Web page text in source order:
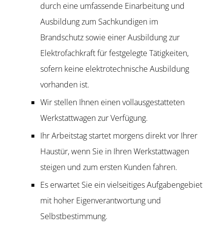
durch eine umfassende Einarbeitung und
Ausbildung zum Sachkundigen im
Brandschutz sowie einer Ausbildung zur
Elektrofachkraft für festgelegte Tätigkeiten,
sofern keine elektrotechnische Ausbildung
vorhanden ist.
Wir stellen Ihnen einen vollausgestatteten
Werkstattwagen zur Verfügung.
Ihr Arbeitstag startet morgens direkt vor Ihrer
Haustür, wenn Sie in Ihren Werkstattwagen
steigen und zum ersten Kunden fahren.
Es erwartet Sie ein vielseitiges Aufgabengebiet
mit hoher Eigenverantwortung und
Selbstbestimmung.